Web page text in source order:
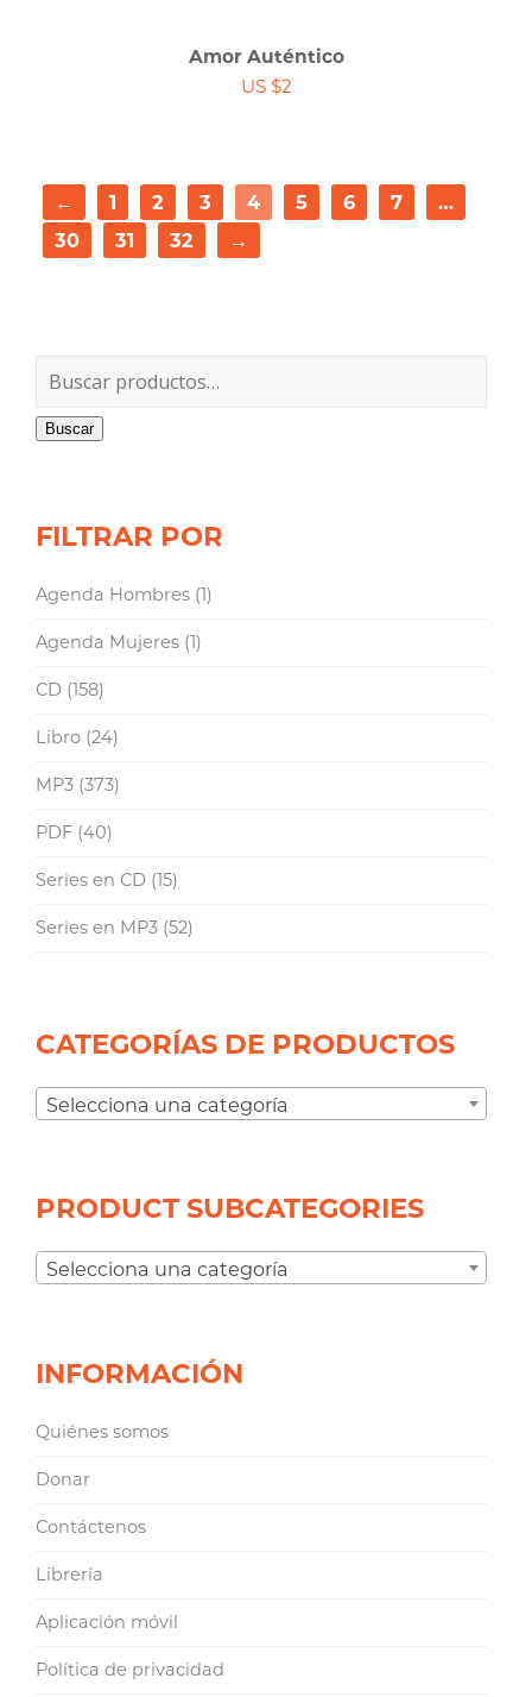
Amor Auténtico
US $2
← 1 2 3 4 5 6 7
…
30
31 32 →
Buscar
FILTRAR POR
Agenda Hombres (1)
Agenda Mujeres (1)
CD (158)
Libro (24)
MP3 (373)
PDF (40)
Series en CD (15)
Series en MP3 (52)
CATEGORÍAS DE PRODUCTOS
Selecciona una categoría
PRODUCT SUBCATEGORIES
Selecciona una categoría
INFORMACIÓN
Quiénes somos
Donar
Contáctenos
Librería
Aplicación móvil
Política de privacidad